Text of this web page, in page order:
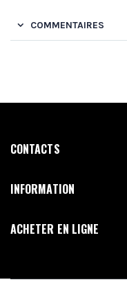
COMMENTAIRES
CONTACTS
INFORMATION
ACHETER EN LIGNE